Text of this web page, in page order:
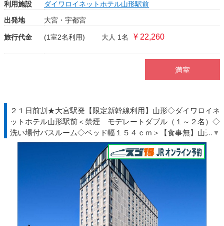
利用施設
ダイワロイネットホテル山形駅前
出発地
大宮・宇都宮
旅行代金 (1室2名利用) 大人 1名 ¥ 22,260
満室
２１日前割★大宮駅発【限定新幹線利用】山形◇ダイワロイネ
ットホテル山形駅前＜禁煙 モデレートダブル（１～２名）◇
洗い場付バスルーム◇ベッド幅１５４ｃｍ＞【食事無】山形駅
東口より徒歩約３分◇ＪＲ駅受取